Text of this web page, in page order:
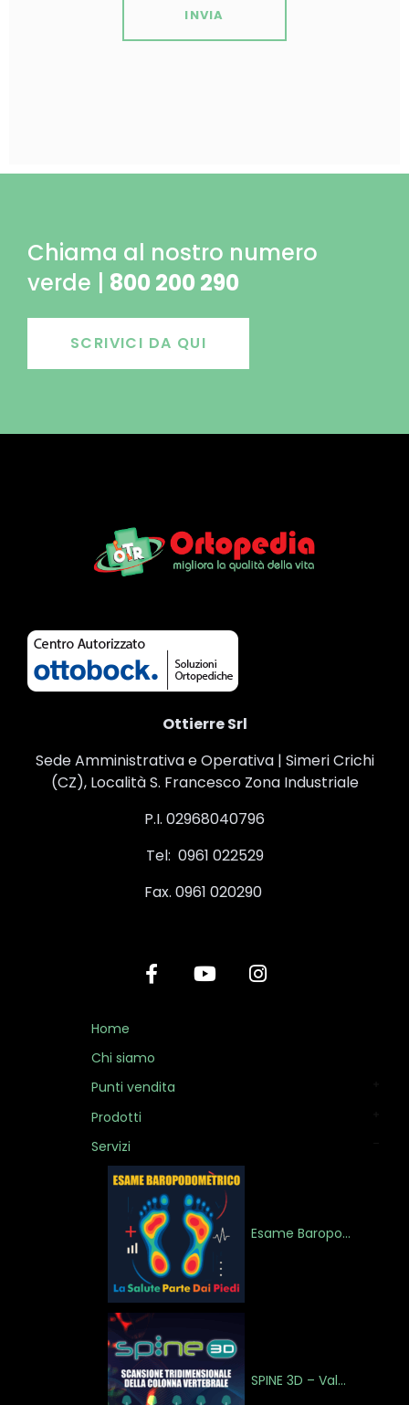
INVIA
Chiama al nostro numero
verde | 800 200 290
SCRIVICI DA QUI
Ottierre Srl
Sede Amministrativa e Operativa | Simeri Crichi
(CZ), Località S. Francesco Zona Industriale
P.I. 02968040796
Tel: 0961 022529
Fax. 0961 020290
Home
Chi siamo
Punti vendita
Prodotti
Servizi
Esame Baropodometrico – La salute parte dai piedi
SPINE 3D – Valutazione Posturale Tridimensionale